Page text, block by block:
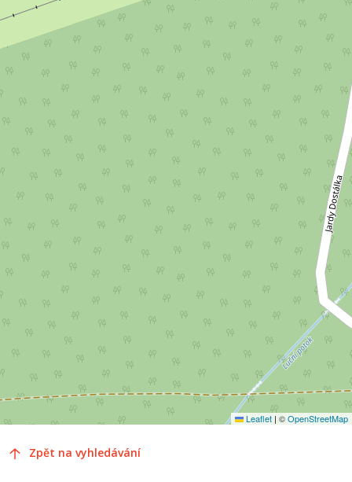
Leaflet | ©OpenStreetMap
Zpět na vyhledávání